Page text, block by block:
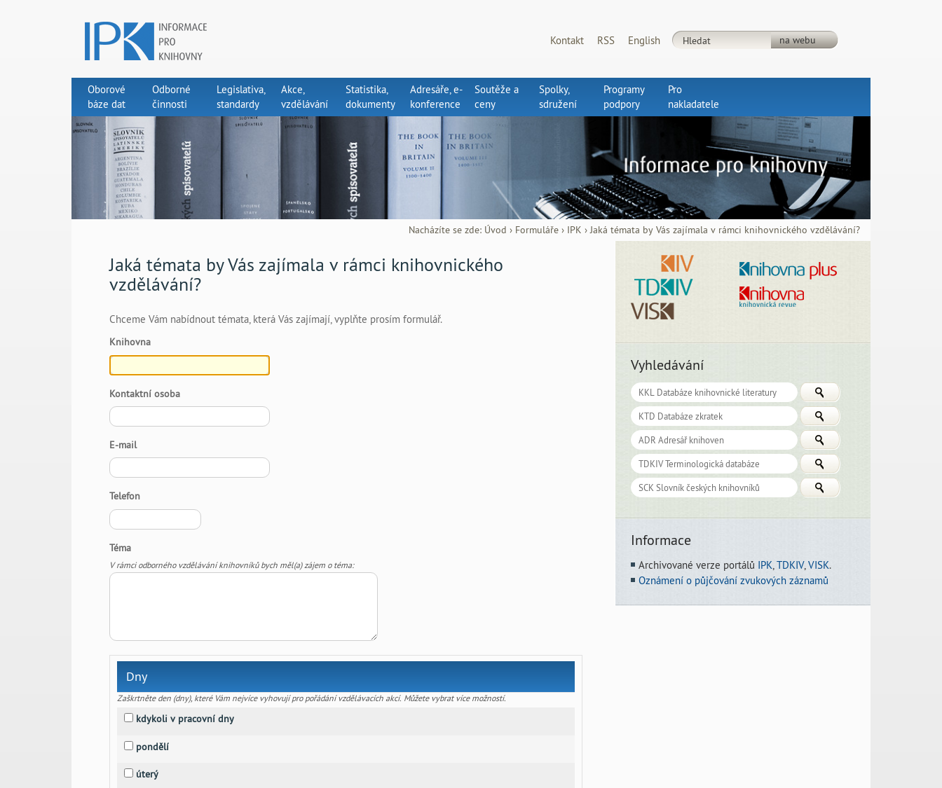
Kontakt RSS English
Oborové
báze dat
Odborné
činnosti
Legislativa,
standardy
Akce,
vzdělávání
Statistika,
dokumenty
Adresáře, e-
konference
Soutěže a
ceny
Spolky,
sdružení
Programy
podpory
Pro
nakladatele
Nacházíte se zde: Úvod › Formuláře › IPK ›Jaká témata by Vás zajímala v rámci knihovnického vzdělávání?
Jaká témata by Vás zajímala v rámci knihovnického
vzdělávání?
Chceme Vám nabídnout témata, která Vás zajímají, vyplňte prosím formulář.
Knihovna
Kontaktní osoba
E-mail
Telefon
Téma
V rámci odborného vzdělávání knihovníků bych měl(a) zájem o téma:
Dny
Zaškrtněte den (dny), které Vám nejvíce vyhovují pro pořádání vzdělávacích akcí. Můžete vybrat více možností.
kdykoli v pracovní dny
pondělí
úterý
Vyhledávání
Informace
Archivované verze portálů IPK,TDKIV,VISK.
Oznámení o půjčování zvukových záznamů